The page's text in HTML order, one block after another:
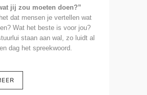
jij zou moeten doen?”
dat mensen je vertellen wat
Wat het beste is voor jou?
staan aan wal, zo luidt al
dag het spreekwoord.